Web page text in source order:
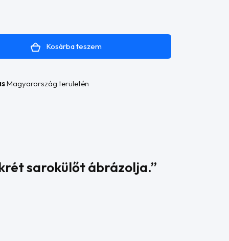
Kosárba teszem
Magyarország területén
sarokülőt ábrázolja.”